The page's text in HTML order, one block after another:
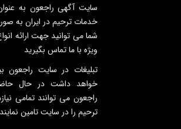
سایت آگهی راجعون به
خدمات ترحیم در ایران به
شما می توانید جهت ارائه
ویژه با ما تماس بگیرید
تبلیغات در سایت راجعون
خواهد داشت در حال
راجعون می توانند تمامی
ترحیم را در سایت تامین